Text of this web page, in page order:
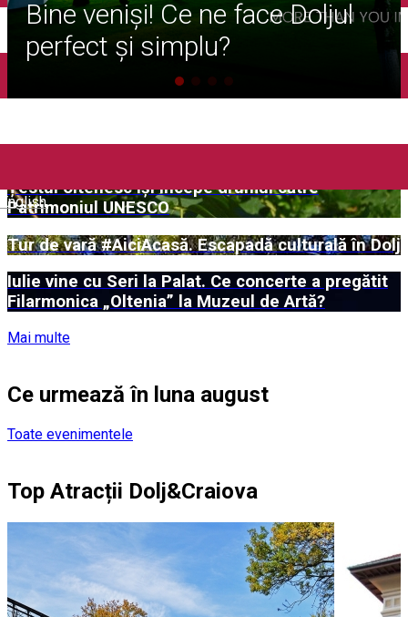
English
Închirieri auto
Închirieri biciclete
Taxi
Încărcare vehicule electrice
Bine veniși! Ce ne face Doljul
perfect și simplu?
Bine ați venit în Dolj&Craiova!
Țestul oltenesc își începe drumul către
Patrimoniul UNESCO
Tur de vară #AiciAcasă. Escapadă culturală în Dolj
Iulie vine cu Seri la Palat. Ce concerte a pregătit
Filarmonica „Oltenia” la Muzeul de Artă?
Mai multe
Ce urmează în luna august
Toate evenimentele
Top Atracții Dolj&Craiova